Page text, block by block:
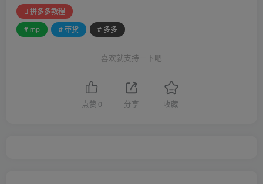
拼多多教程
# mp
# 带货 # 多多
喜欢就支持一下吧
点赞 0 分享 收藏